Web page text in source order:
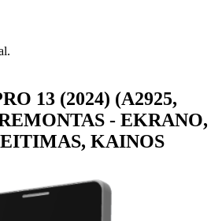
13 (2024) (A2925,
- EKRANO,
KAINOS